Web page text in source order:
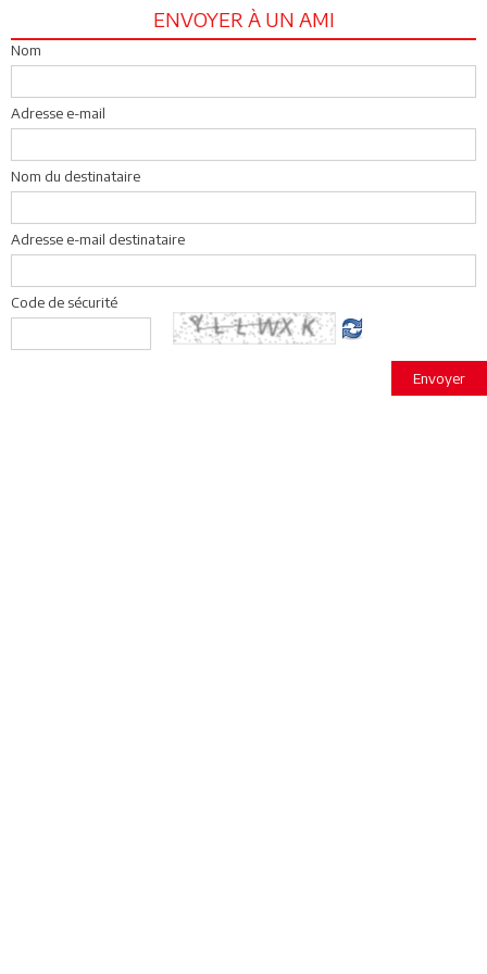
ENVOYER À UN AMI
Nom
Adresse e-mail
Nom du destinataire
Adresse e-mail destinataire
Code de sécurité
Envoyer